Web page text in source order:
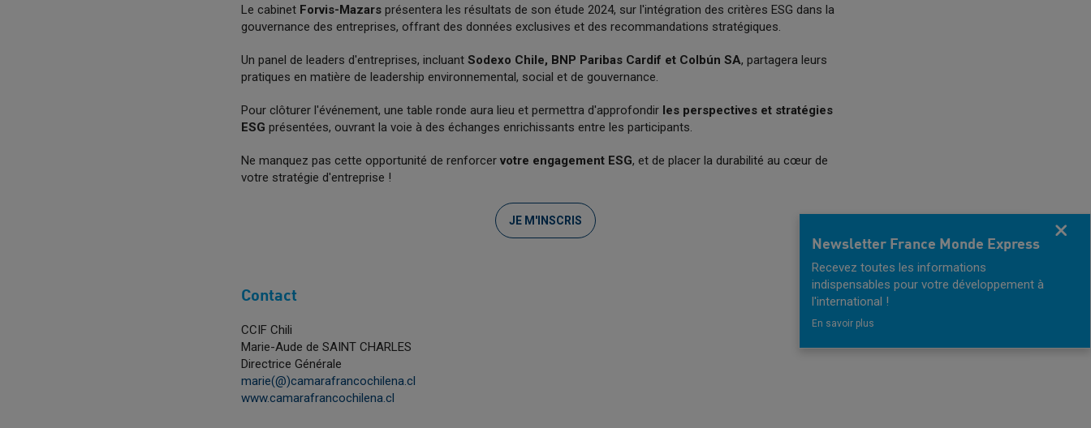
Le cabinet Forvis-Mazars présentera les résultats de son étude 2024, sur l'intégration des critères ESG dans la
gouvernance des entreprises, offrant des données exclusives et des recommandations stratégiques.
Un panel de leaders d'entreprises, incluant Sodexo Chile, BNP Paribas Cardif et Colbún SA, partagera leurs
pratiques en matière de leadership environnemental, social et de gouvernance.
Pour clôturer l'événement, une table ronde aura lieu et permettra d'approfondir les perspectives et stratégies
ESG présentées, ouvrant la voie à des échanges enrichissants entre les participants.
Ne manquez pas cette opportunité de renforcer votre engagement ESG, et de placer la durabilité au cœur de
votre stratégie d'entreprise !
JE M'INSCRIS
Contact
CCIF Chili
Marie-Aude de SAINT CHARLES
Directrice Générale
marie(@)camarafrancochilena.cl
www.camarafrancochilena.cl
Newsletter France Monde Express
Recevez toutes les informations
indispensables pour votre développement à
l'international !
En savoir plus